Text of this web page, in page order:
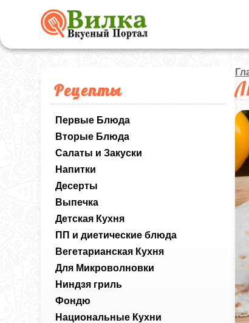
Рецепты
Первые Блюда
Вторые Блюда
Салаты и Закуски
Напитки
Десерты
Выпечка
Детская Кухня
ПП и диетические блюда
Вегетарианская Кухня
Для Микроволновки
Ниндзя гриль
Фондю
Национальные Кухни